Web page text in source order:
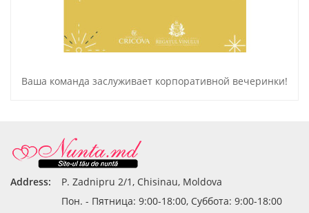
Ваша команда заслуживает корпоративной вечеринки!
Address:
P. Zadnipru 2/1, Chisinau, Moldova
Пон. - Пятница: 9:00-18:00, Суббота: 9:00-18:00